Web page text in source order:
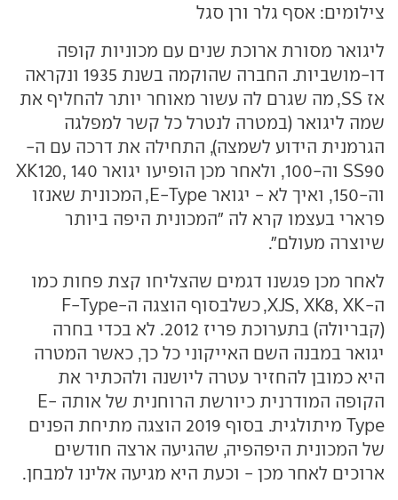
צילומים: אסף גלר ורן סגל
ליגואר מסורת ארוכת שנים עם מכוניות קופה
דו-מושביות. החברה שהוקמה בשנת 1935 ונקראה
אז SS, מה שגרם לה עשור מאוחר יותר להחליף את
שמה ליגואר (במטרה לנטרל כל קשר למפלגה
הגרמנית הידוע לשמצה), התחילה את דרכה עם ה-
SS90 וה-100, ולאחר מכן הופיעו יגואר XK120, 140
וה-150, ואיך לא - יגואר E-Type, המכונית שאנזו
פרארי בעצמו קרא לה "המכונית היפה ביותר
שיוצרה מעולם".
לאחר מכן פגשנו דגמים שהצליחו קצת פחות כמו
ה-XJS, XK8, XK, כשלבסוף הוצגה ה-F-Type
(קבריולה) בתערוכת פריז 2012. לא בכדי בחרה
יגואר במבנה השם האייקוני כל כך, כאשר המטרה
היא כמובן להחזיר עטרה ליושנה ולהכתיר את
הקופה המודרנית כיורשת הרוחנית של אותה E-
Type מיתולגית. בסוף 2019 הוצגה מתיחת הפנים
של המכונית היפהפיה, שהגיעה ארצה חודשים
ארוכים לאחר מכן - וכעת היא מגיעה אלינו למבחן.